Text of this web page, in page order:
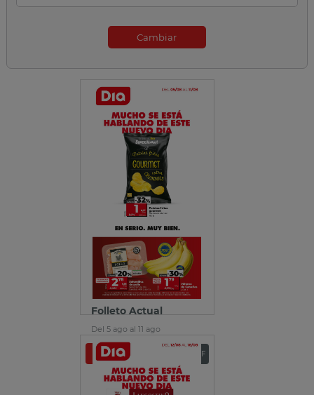
Cambiar
Folleto Actual
Del 5 ago al 11 ago
Ver folleto Descargar PDF